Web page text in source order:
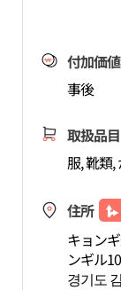
付加価
事後
取扱品目
服, 靴類,
住所
キョン
ンギル
경기도